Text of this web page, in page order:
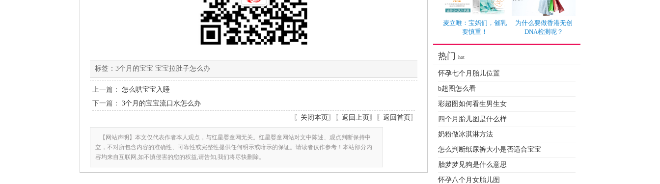
标签： 3个月的宝宝 宝宝拉肚子怎么办
上一篇： 怎么哄宝宝入睡
下一篇： 3个月的宝宝流口水怎么办
〖 关闭本页〗〖 返回上页〗〖 返回首页〗
【网站声明】本文仅代表作者本人观点，与红星婴童网无关。红星婴童网站对文中陈述、观点判断保持中
立，不对所包含内容的准确性、可靠性或完整性提供任何明示或暗示的保证。请读者仅作参考！本站部分内
容均来自互联网,如不慎侵害的您的权益,请告知,我们将尽快删除。
麦立唯：宝妈们，催乳
要慎重！
为什么要做香港无创
DNA检测呢？
热门 hot
怀孕七个月胎儿位置
b超图怎么看
彩超图如何看生男生女
四个月胎儿图是什么样
奶粉做冰淇淋方法
怎么判断纸尿裤大小是否适合宝宝
胎梦梦见狗是什么意思
怀孕八个月女胎儿图